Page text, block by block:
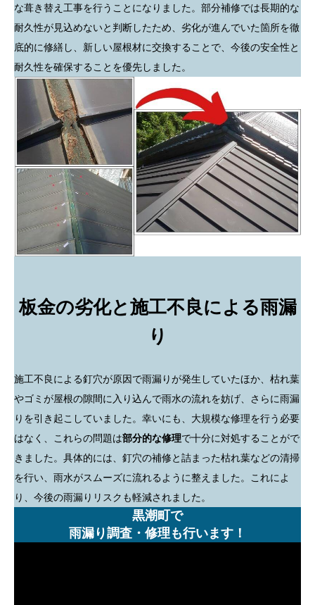
な葺き替え工事を行うことになりました。部分補修では長期的な
耐久性が見込めないと判断したため、劣化が進んでいた箇所を徹
底的に修繕し、新しい屋根材に交換することで、今後の安全性と
耐久性を確保することを優先しました。
板金の劣化と施工不良による雨漏
り
施工不良による釘穴が原因で雨漏りが発生していたほか、枯れ葉
やゴミが屋根の隙間に入り込んで雨水の流れを妨げ、さらに雨漏
りを引き起こしていました。幸いにも、大規模な修理を行う必要
はなく、これらの問題は部分的な修理で十分に対処することがで
きました。具体的には、釘穴の補修と詰まった枯れ葉などの清掃
を行い、雨水がスムーズに流れるように整えました。これによ
り、今後の雨漏りリスクも軽減されました。
黒潮町で
雨漏り調査・修理も行います！